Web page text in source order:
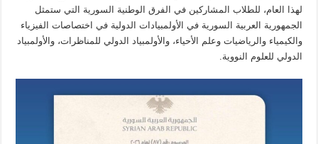
(الفرع
العلمي)
لهذا
العام
2026
لهذا العام، للطلاب المشاركين في الفرق الوطنية السورية التي ستمثل
الجمهورية العربية السورية في الأولمبيادات الدولية في اختصاصات الفيزياء
والكيمياء والرياضيات وعلم الأحياء، والأولمبياد الدولي للمناظرات، والأولمبياد
الدولي للعلوم النووية.